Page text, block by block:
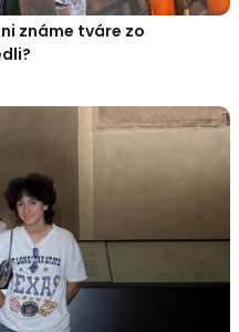
známe tváre zo